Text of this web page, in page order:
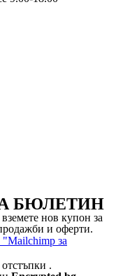
БЮЛЕТИН
нов купон за
и оферти.
за
.